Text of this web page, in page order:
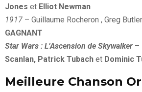
Jones et Elliot Newman
1917 – Guillaume Rocheron , Greg
GAGNANT
Star Wars : L’Ascension de Skywalker –
Scanlan, Patrick Tubach et Dominic
Meilleure Chanson